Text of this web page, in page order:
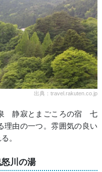
出典：travel.rakuten.co.jp
静寂とまごころの宿 七
理由の一つ。雰囲気の良い
。
川の湯